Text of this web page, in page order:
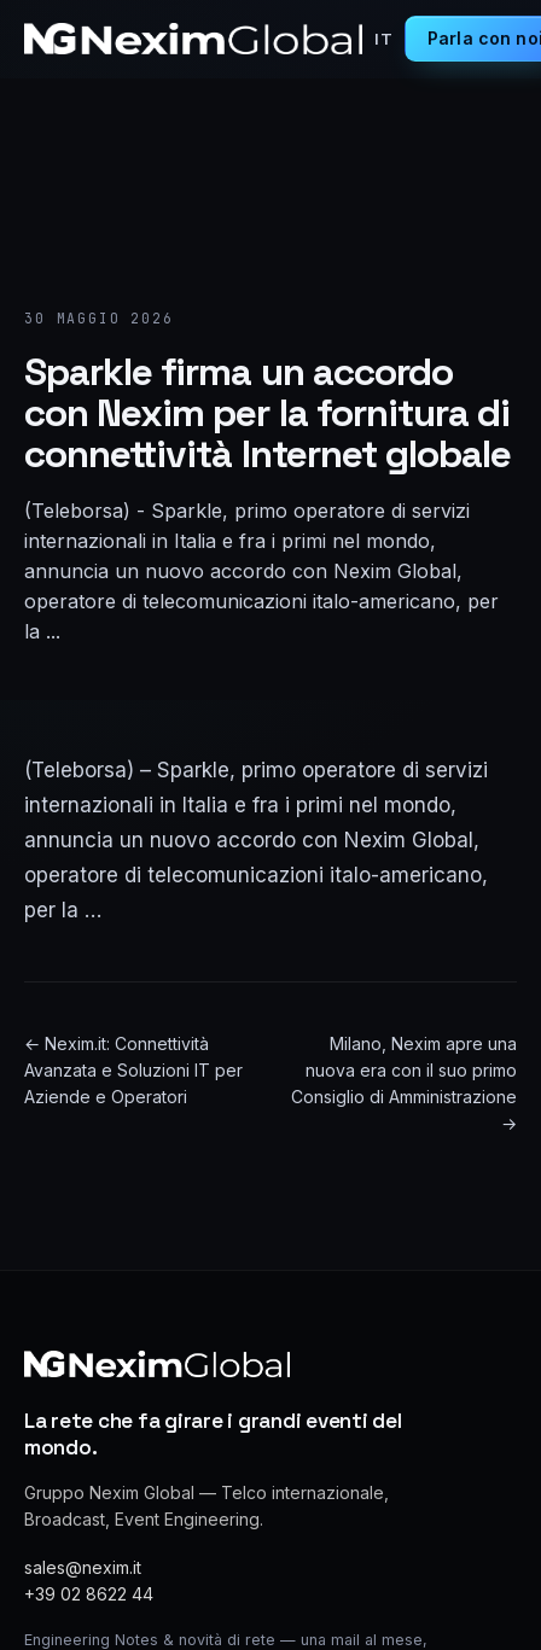
IT Parla con
30 MAGGIO 2026
Sparkle firma un accordo
con Nexim per la fornitura di
connettività Internet globale
(Teleborsa) - Sparkle, primo operatore di servizi
internazionali in Italia e fra i primi nel mondo,
annuncia un nuovo accordo con Nexim Global,
operatore di telecomunicazioni italo-americano, per
la ...
(Teleborsa) – Sparkle, primo operatore di servizi
internazionali in Italia e fra i primi nel mondo,
annuncia un nuovo accordo con Nexim Global,
operatore di telecomunicazioni italo-americano,
per la …
← Nexim.it: Connettività
Avanzata e Soluzioni IT per
Aziende e Operatori
Milano, Nexim apre una
nuova era con il suo primo
Consiglio di Amministrazione
→
La rete che fa girare i grandi eventi del
mondo.
Gruppo Nexim Global — Telco internazionale,
Broadcast, Event Engineering.
sales@nexim.it
+39 02 8622 44
Engineering Notes & novità di rete — una mail al mese,